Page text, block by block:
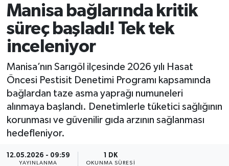
Manisa bağlarında kritik
süreç başladı! Tek tek
inceleniyor
Manisa’nın Sarıgöl ilçesinde 2026 yılı Hasat
Öncesi Pestisit Denetimi Programı kapsamında
bağlardan taze asma yaprağı numuneleri
alınmaya başlandı. Denetimlerle tüketici sağlığının
korunması ve güvenilir gıda arzının sağlanması
hedefleniyor.
12.05.2026 - 09:59
YAYINLANMA
1 DK
OKUNMA SÜRESI
Ekonomi
Genel
Resmi İlan
Siyaset
Spor
Türkiye
Yunusemre Trafik Yoğunluk Haritası
Süper Lig Puan Durumu ve Fikstür
Tüm Manşetler
Son Dakika Haberleri
Haber Arşivi